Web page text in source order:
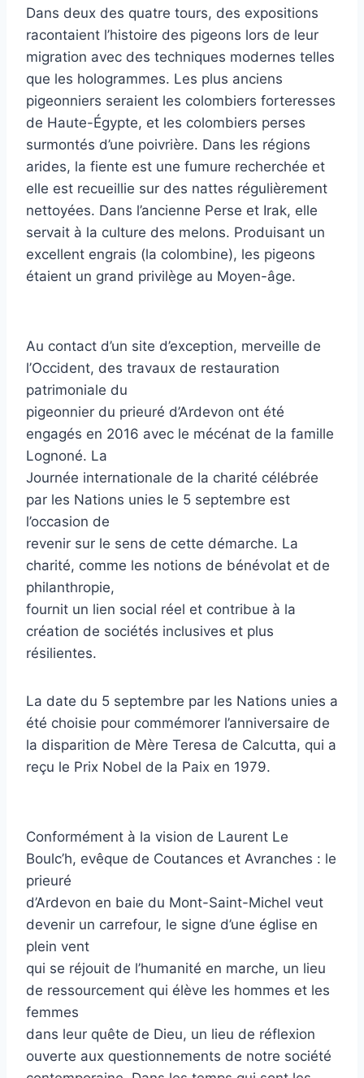
Dans deux des quatre tours, des expositions
racontaient l’histoire des pigeons lors de leur
migration avec des techniques modernes telles
que les hologrammes. Les plus anciens
pigeonniers seraient les colombiers forteresses
de Haute-Égypte, et les colombiers perses
surmontés d’une poivrière. Dans les régions
arides, la fiente est une fumure recherchée et
elle est recueillie sur des nattes régulièrement
nettoyées. Dans l’ancienne Perse et Irak, elle
servait à la culture des melons. Produisant un
excellent engrais (la colombine), les pigeons
étaient un grand privilège au Moyen-âge.
Au contact d’un site d’exception, merveille de
l’Occident, des travaux de restauration
patrimoniale du
pigeonnier du prieuré d’Ardevon ont été
engagés en 2016 avec le mécénat de la famille
Lognoné. La
Journée internationale de la charité célébrée
par les Nations unies le 5 septembre est
l’occasion de
revenir sur le sens de cette démarche. La
charité, comme les notions de bénévolat et de
philanthropie,
fournit un lien social réel et contribue à la
création de sociétés inclusives et plus
résilientes.
La date du 5 septembre par les Nations unies a
été choisie pour commémorer l’anniversaire de
la disparition de Mère Teresa de Calcutta, qui a
reçu le Prix Nobel de la Paix en 1979.
Conformément à la vision de Laurent Le
Boulc’h, evêque de Coutances et Avranches : le
prieuré
d’Ardevon en baie du Mont-Saint-Michel veut
devenir un carrefour, le signe d’une église en
plein vent
qui se réjouit de l’humanité en marche, un lieu
de ressourcement qui élève les hommes et les
femmes
dans leur quête de Dieu, un lieu de réflexion
ouverte aux questionnements de notre société